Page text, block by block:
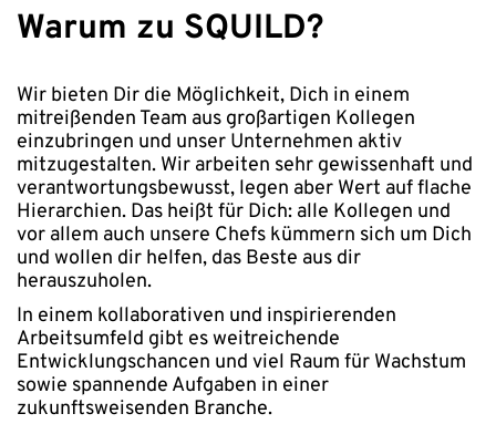
Warum zu SQUILD?
Wir bieten Dir die Möglichkeit, Dich in einem
mitreißenden Team aus großartigen Kollegen
einzubringen und unser Unternehmen aktiv
mitzugestalten. Wir arbeiten sehr gewissenhaft und
verantwortungsbewusst, legen aber Wert auf flache
Hierarchien. Das heißt für Dich: alle Kollegen und
vor allem auch unsere Chefs kümmern sich um Dich
und wollen dir helfen, das Beste aus dir
herauszuholen.
In einem kollaborativen und inspirierenden
Arbeitsumfeld gibt es weitreichende
Entwicklungschancen und viel Raum für Wachstum
sowie spannende Aufgaben in einer
zukunftsweisenden Branche.